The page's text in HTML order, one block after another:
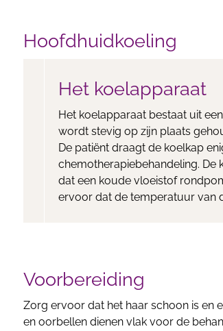
Hoofdhuidkoeling
Het koelapparaat
Het koelapparaat bestaat uit
wordt stevig op zijn plaats
De patiënt draagt de koelkap
chemotherapiebehandeling. De
dat een koude vloeistof
ervoor dat de temperatuur van
Voorbereiding
Zorg ervoor dat het haar schoon is en
en oorbellen dienen vlak voor de